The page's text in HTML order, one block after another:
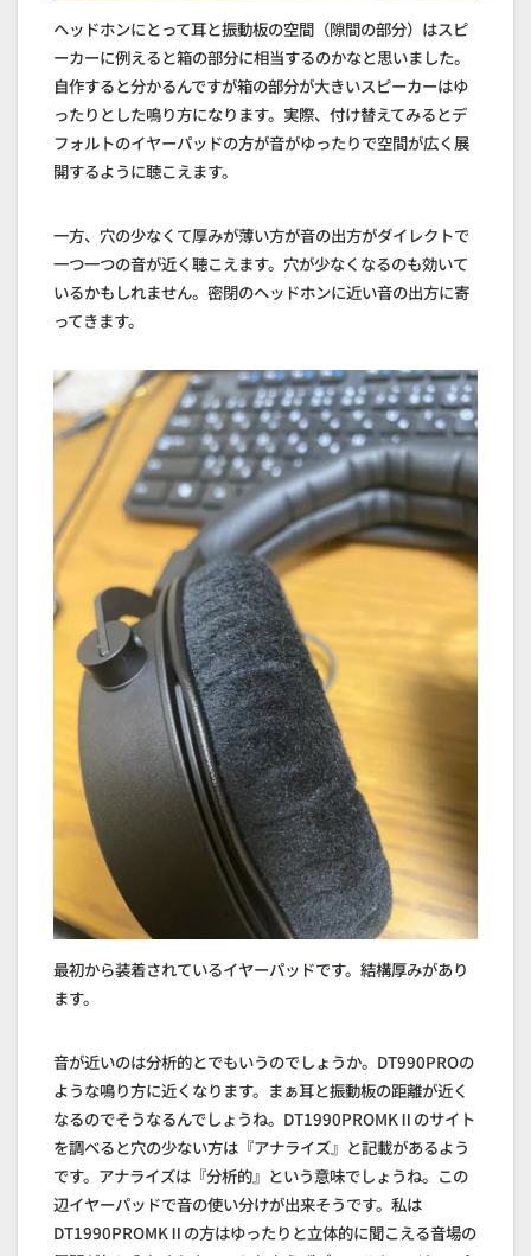
ヘッドホンにとって耳と振動板の空間（隙間の部分）はスピ
ーカーに例えると箱の部分に相当するのかなと思いました。
自作すると分かるんですが箱の部分が大きいスピーカーはゆ
ったりとした鳴り方になります。実際、付け替えてみるとデ
フォルトのイヤーパッドの方が音がゆったりで空間が広く展
開するように聴こえます。
一方、穴の少なくて厚みが薄い方が音の出方がダイレクトで
一つ一つの音が近く聴こえます。穴が少なくなるのも効いて
いるかもしれません。密閉のヘッドホンに近い音の出方に寄
ってきます。
最初から装着されているイヤーパッドです。結構厚みがあり
ます。
音が近いのは分析的とでもいうのでしょうか。DT990PROの
ような鳴り方に近くなります。まぁ耳と振動板の距離が近く
なるのでそうなるんでしょうね。DT1990PROMKⅡのサイト
を調べると穴の少ない方は『アナライズ』と記載があるよう
です。アナライズは『分析的』という意味でしょうね。この
辺イヤーパッドで音の使い分けが出来そうです。私は
DT1990PROMKⅡの方はゆったりと立体的に聞こえる音場の